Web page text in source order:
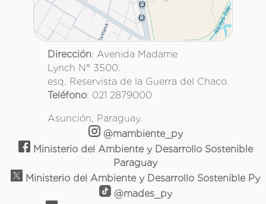
Dirección: Avenida Madame
Lynch N° 3500.
esq. Reservista de la Guerra del Chaco.
Teléfono: 021 2879000
Asunción, Paraguay.
@mambiente_py
Ministerio del Ambiente y Desarrollo Sostenible
Paraguay
Ministerio del Ambiente y Desarrollo Sostenible Py
@mades_py